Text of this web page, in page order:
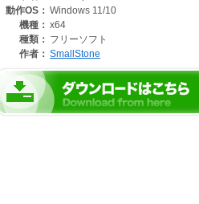
最大 5 個のキーワードを指定でき、AND 検索 /
正規表現検索、大文字小文字の区別、リアルタ
除外フォルダー、除外拡張子、カスタム拡張子
検索結果や一致ファイル一覧をテキストファイ
業務文書、設計資料、会議資料、報告書、仕
適しています。
動作OS： Windows 11/10
機種： x64
種類： フリーソフト
作者： SmallStone